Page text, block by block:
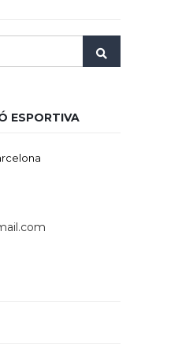
ESPORTIVA